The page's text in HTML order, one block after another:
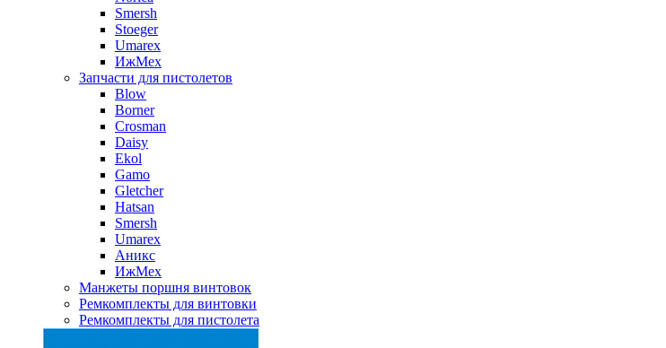
Smersh
Stoeger
Umarex
ИжМех
Запчасти для пистолетов
Blow
Borner
Crosman
Daisy
Ekol
Gamo
Gletcher
Hatsan
Smersh
Umarex
Аникс
ИжМех
Манжеты поршня винтовок
Ремкомплекты для винтовки
Ремкомплекты для пистолета